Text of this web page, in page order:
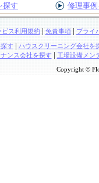
探す 修理事
ビス利用規約| 免責事項| プライ
す | ハウスクリーニング会社を
ンス会社を探す| 工場設備メン
Copyright ©